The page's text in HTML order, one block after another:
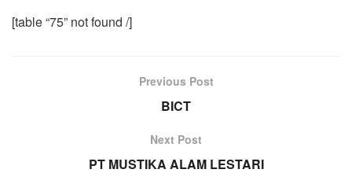
[table “75” not found /]
Previous Post
BICT
Next Post
PT MUSTIKA ALAM LESTARI